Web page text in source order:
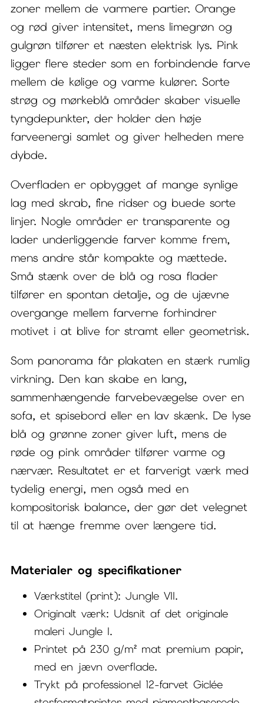
zoner mellem de varmere partier. Orange
og rød giver intensitet, mens limegrøn og
gulgrøn tilfører et næsten elektrisk lys. Pink
ligger flere steder som en forbindende farve
mellem de kølige og varme kulører. Sorte
strøg og mørkeblå områder skaber visuelle
tyngdepunkter, der holder den høje
farveenergi samlet og giver helheden mere
dybde.
Overfladen er opbygget af mange synlige
lag med skrab, fine ridser og buede sorte
linjer. Nogle områder er transparente og
lader underliggende farver komme frem,
mens andre står kompakte og mættede.
Små stænk over de blå og rosa flader
tilfører en spontan detalje, og de ujævne
overgange mellem farverne forhindrer
motivet i at blive for stramt eller geometrisk.
Som panorama får plakaten en stærk rumlig
virkning. Den kan skabe en lang,
sammenhængende farvebevægelse over en
sofa, et spisebord eller en lav skænk. De lyse
blå og grønne zoner giver luft, mens de
røde og pink områder tilfører varme og
nærvær. Resultatet er et farverigt værk med
tydelig energi, men også med en
kompositorisk balance, der gør det velegnet
til at hænge fremme over længere tid.
Materialer og specifikationer
Værkstitel (print): Jungle VII.
Originalt værk: Udsnit af det originale
maleri Jungle I.
Printet på 230 g/m² mat premium papir,
med en jævn overflade.
Trykt på professionel 12-farvet Giclée